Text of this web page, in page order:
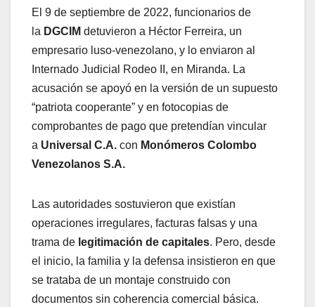
El 9 de septiembre de 2022, funcionarios de
la DGCIM detuvieron a Héctor Ferreira, un
empresario luso-venezolano, y lo enviaron al
Internado Judicial Rodeo II, en Miranda. La
acusación se apoyó en la versión de un supuesto
“patriota cooperante” y en fotocopias de
comprobantes de pago que pretendían vincular
a Universal C.A. con Monómeros Colombo
Venezolanos S.A.
Las autoridades sostuvieron que existían
operaciones irregulares, facturas falsas y una
trama de legitimación de capitales. Pero, desde
el inicio, la familia y la defensa insistieron en que
se trataba de un montaje construido con
documentos sin coherencia comercial básica.